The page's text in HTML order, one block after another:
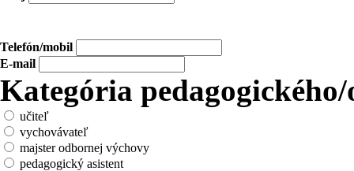
Telefón/mobil
E-mail
Kategória
učiteľ
vychovávateľ
majster odbornej výchovy
pedagogický asistent